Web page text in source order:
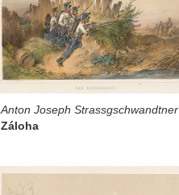
Anton Joseph Strassgschwandtner
Záloha